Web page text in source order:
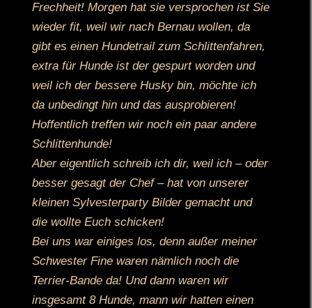
Frechheit! Morgen hat sie versprochen ist Sie
wieder fit, weil wir nach Bernau wollen, da
gibt es einen Hundetrail zum Schlittenfahren,
extra für Hunde ist der gespurt worden und
weil ich der bessere Husky bin, möchte ich
da unbedingt hin und das ausprobieren!
Hoffentlich treffen wir noch ein paar andere
Schlittenhunde!
Aber eigentlich schreib ich dir, weil ich – oder
besser gesagt der Chef – hat von unserer
kleinen Sylvesterparty Bilder gemacht und
die wollte Euch schicken!
Bei uns war einiges los, denn außer meiner
Schwester Fine waren nämlich noch die
Terrier-Bande da! Und dann waren wir
insgesamt 8 Hunde, mann wir hatten einen